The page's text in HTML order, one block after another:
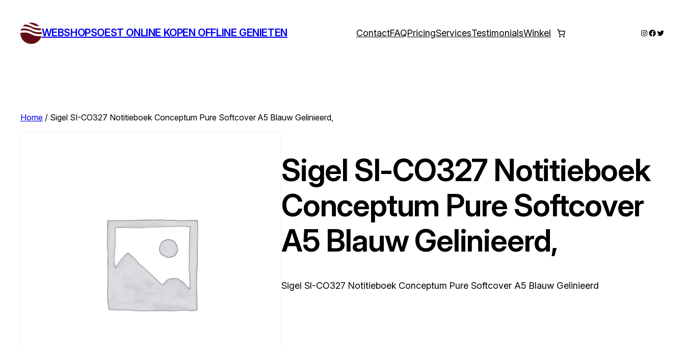
WEBSHOPSOEST ONLINE KOPEN OFFLINE GENIETEN ContactFAQPricingServicesTestimonialsWinkel Instagram
Twitter
Home / Sigel SI-CO327 Notitieboek Conceptum Pure Softcover A5 Blauw Gelinieerd,
Sigel SI-CO327 Notitieboek
Conceptum Pure Softcover
A5 Blauw Gelinieerd,
Sigel SI-CO327 Notitieboek Conceptum Pure Softcover A5 Blauw Gelinieerd